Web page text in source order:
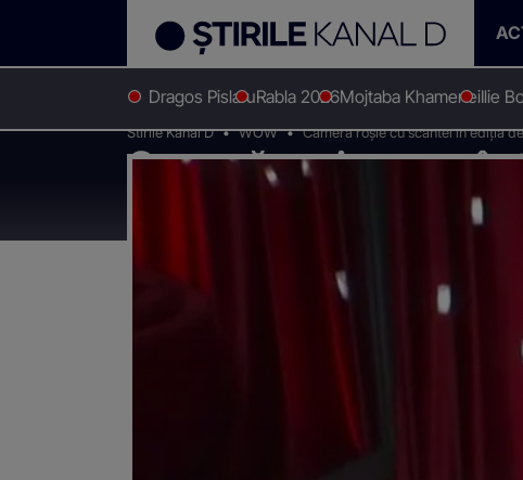
Dragos PislaruRabla 2026Mojtaba KhameneiIlie
Stirile Kanal D WOW Cameră roșie cu scântei în ediția
Cameră roșie cu
Iubirii”. Radu și